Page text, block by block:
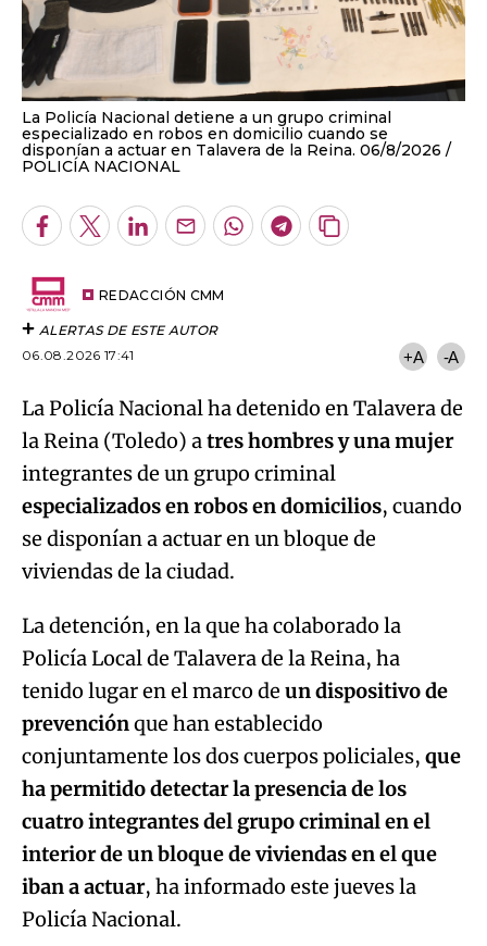
La Policía Nacional detiene a un grupo criminal
especializado en robos en domicilio cuando se
disponían a actuar en Talavera de la Reina. 06/8/2026
POLICÍA NACIONAL
Facebook
TwitterLinkedInEnviarWhatsapp
Telegram
Copiar
REDACCIÓN CMM
ALERTAS DE ESTE AUTOR
06.08.2026 17:41
+A -A
La Policía Nacional ha detenido en Talavera de
la Reina (Toledo) atres hombres y una mujer
integrantes de un grupo criminal
especializados en robos en domicilios, cuando
se disponían a actuar en un bloque de
viviendas de la ciudad.
La detención, en la que ha colaborado la
Policía Local de Talavera de la Reina, ha
tenido lugar en el marco de un dispositivo de
prevenciónque han establecido
conjuntamente los dos cuerpos policiales, que
ha permitido detectar la presencia de los
cuatro integrantes del grupo criminal en el
interior de un bloque de viviendas en el que
iban a actuar, ha informado este jueves la
Policía Nacional.